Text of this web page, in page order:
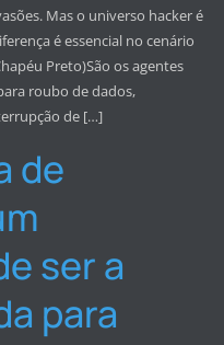
Mas o universo hacker é
é essencial no cenário
Preto)São os agentes
roubo de dados,
de […]
de
ser a
para